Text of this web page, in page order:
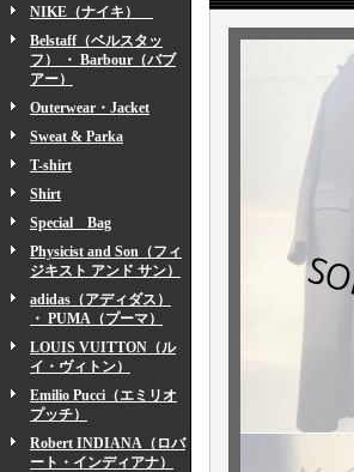
NIKE（ナイキ）
Belstaff（ベルスタッ
フ） ・ Barbour（バブ
アー）
Outerwear・Jacket
Sweat & Parka
T-shirt
Shirt
Special Bag
Physicist and Son（フィ
ジキスト アンド サン）
adidas（アディダス）
・ PUMA（プーマ）
LOUIS VUITTON（ル
イ・ヴィトン）
Emilio Pucci（エミリオ
プッチ）
Robert INDIANA（ロバ
ート・インディアナ）